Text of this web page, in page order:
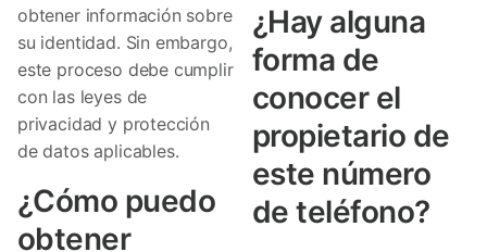
obtener información sobre
su identidad. Sin embargo,
este proceso debe cumplir
con las leyes de
privacidad y protección
de datos aplicables.
¿Cómo puedo
obtener
¿Hay alguna
forma de
conocer el
propietario de
este número
de teléfono?